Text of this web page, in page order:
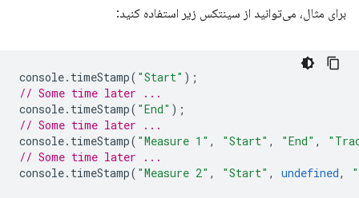
برای مثال، می‌توانید از سینتکس زیر استفاده کنید:
console. timeStamp( "Start" );
// Some time later ...
console. timeStamp( "End" );
// Some time later ...
console. timeStamp( "Measure 1" , "Start" , "End" ,
// Some time later ...
console. timeStamp( "Measure 2" , "Start" , undefined,